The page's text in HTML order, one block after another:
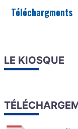
Téléchargments
LE KIOSQUE